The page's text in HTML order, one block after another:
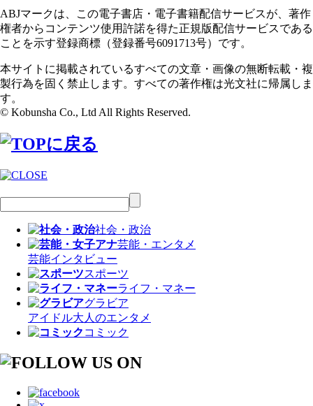
ABJマークは、この電子書店・電子書籍配信サービスが、著作
権者からコンテンツ使用許諾を得た正規版配信サービスである
ことを示す登録商標（登録番号6091713号）です。
本サイトに掲載されているすべての文章・画像の無断転載・複
製行為を固く禁止します。すべての著作権は光文社に帰属しま
す。
© Kobunsha Co., Ltd All Rights Reserved.
社会・政治
芸能・エンタメ
芸能インタビュー
スポーツ
ライフ・マネー
グラビア
アイドル大人のエンタメ
コミック